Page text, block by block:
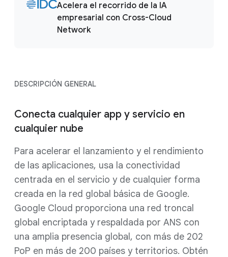
Acelera el recorrido de la IA
empresarial con Cross-Cloud
Network
DESCRIPCIÓN GENERAL
Conecta cualquier app y servicio en
cualquier nube
Para acelerar el lanzamiento y el rendimiento
de las aplicaciones, usa la conectividad
centrada en el servicio y de cualquier forma
creada en la red global básica de Google.
Google Cloud proporciona una red troncal
global encriptada y respaldada por ANS con
una amplia presencia global, con más de 202
PoP en más de 200 países y territorios. Obtén